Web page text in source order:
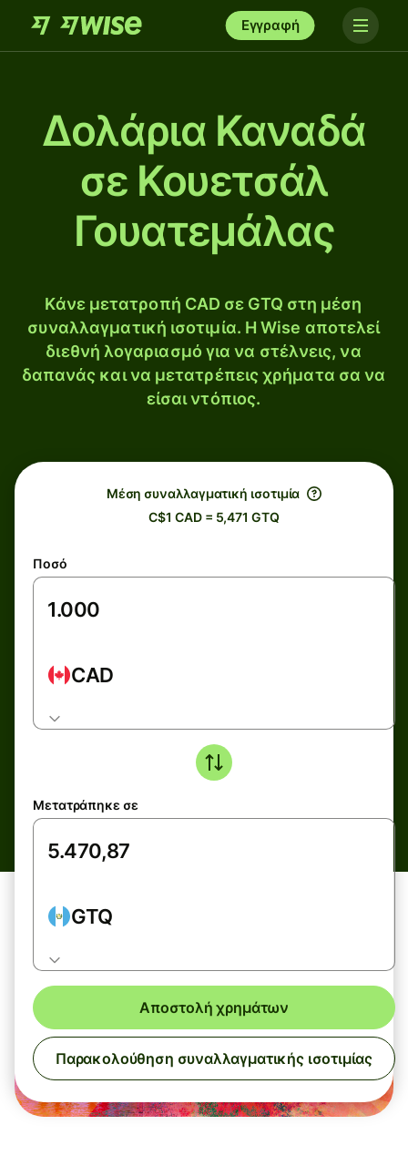
Εγγραφή
Δολάρια Καναδά
σε Κουετσάλ
Γουατεμάλας
Κάνε μετατροπή CAD σε GTQ στη μέση
συναλλαγματική ισοτιμία. Η Wise αποτελεί
διεθνή λογαριασμό για να στέλνεις, να
δαπανάς και να μετατρέπεις χρήματα σα να
είσαι ντόπιος.
Μέση συναλλαγματική ισοτιμία
C$1 CAD = 5,471 GTQ
Ποσό
CAD
Μετατράπηκε σε
GTQ
Αποστολή χρημάτων
Παρακολούθηση συναλλαγματικής ισοτιμίας